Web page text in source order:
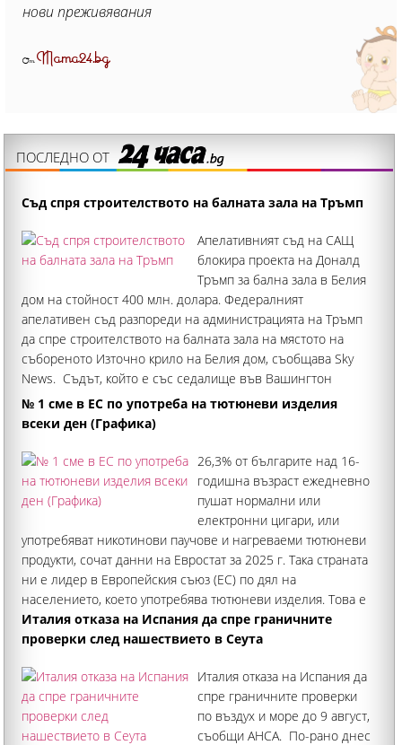
нови преживявания
ОтMama24.bg
ПОСЛЕДНО ОТ
Съд спря строителството на балната зала на Тръмп
Апелативният съд на САЩ
блокира проекта на Доналд
Тръмп за бална зала в Белия
дом на стойност 400 млн. долара. Федералният
апелативен съд разпореди на администрацията на Тръмп
да спре строителството на балната зала на мястото на
събореното Източно крило на Белия дом, съобщава Sky
News. Съдът, който е със седалище във Вашингтон
№ 1 сме в ЕС по употреба на тютюневи изделия
всеки ден (Графика)
26,3% от българите над 16-
годишна възраст ежедневно
пушат нормални или
електронни цигари, или
употребяват никотинови паучове и нагреваеми тютюневи
продукти, сочат данни на Евростат за 2025 г. Така страната
ни е лидер в Европейския съюз (ЕС) по дял на
населението, което употребява тютюневи изделия. Това е
доста над средния дял за съюза по този
Италия отказа на Испания да спре граничните
проверки след нашествието в Сеута
Италия отказа на Испания да
спре граничните проверки
по въздух и море до 9 август,
съобщи АНСА. По-рано днес